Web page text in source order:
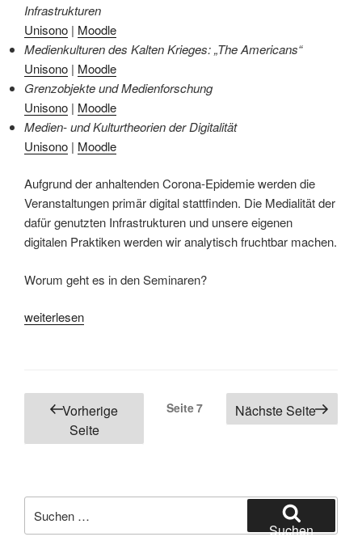
Infrastrukturen
Unisono | Moodle
Medienkulturen des Kalten Krieges: „The Americans“
Unisono | Moodle
Grenzobjekte und Medienforschung
Unisono | Moodle
Medien- und Kulturtheorien der Digitalität
Unisono | Moodle
Aufgrund der anhaltenden Corona-Epidemie werden die
Veranstaltungen primär digital stattfinden. Die Medialität der
dafür genutzten Infrastrukturen und unsere eigenen
digitalen Praktiken werden wir analytisch fruchtbar machen.
Worum geht es in den Seminaren?
„Lehrveranstaltungen
weiterlesen
Seitennummerierung
Beiträge
Vorherige
Seite
Seite7 Nächste Seite
nach:
Suchen